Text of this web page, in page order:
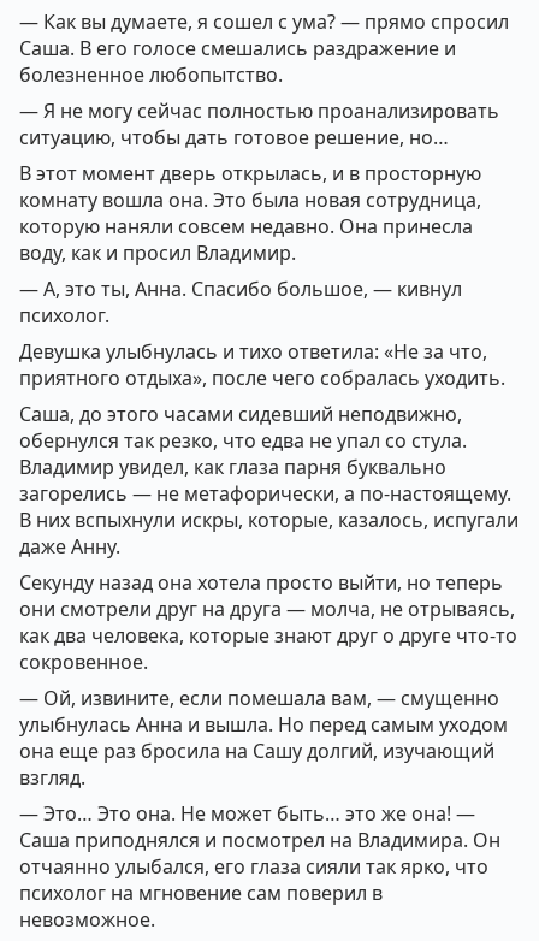
— Как вы думаете, я сошел с ума? — прямо спросил
Саша. В его голосе смешались раздражение и
болезненное любопытство.
— Я не могу сейчас полностью проанализировать
ситуацию, чтобы дать готовое решение, но…
В этот момент дверь открылась, и в просторную
комнату вошла она. Это была новая сотрудница,
которую наняли совсем недавно. Она принесла
воду, как и просил Владимир.
— А, это ты, Анна. Спасибо большое, — кивнул
психолог.
Девушка улыбнулась и тихо ответила: «Не за что,
приятного отдыха», после чего собралась уходить.
Саша, до этого часами сидевший неподвижно,
обернулся так резко, что едва не упал со стула.
Владимир увидел, как глаза парня буквально
загорелись — не метафорически, а по-настоящему.
В них вспыхнули искры, которые, казалось, испугали
даже Анну.
Секунду назад она хотела просто выйти, но теперь
они смотрели друг на друга — молча, не отрываясь,
как два человека, которые знают друг о друге что-то
сокровенное.
— Ой, извините, если помешала вам, — смущенно
улыбнулась Анна и вышла. Но перед самым уходом
она еще раз бросила на Сашу долгий, изучающий
взгляд.
— Это… Это она. Не может быть… это же она! —
Саша приподнялся и посмотрел на Владимира. Он
отчаянно улыбался, его глаза сияли так ярко, что
психолог на мгновение сам поверил в
невозможное.